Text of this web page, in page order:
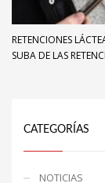
RETENCIONES
SUBA DE LAS
CATEGORÍAS
NOTICIAS